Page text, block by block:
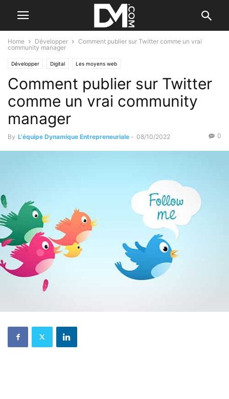
Home Développer
Comment publier sur Twitter comme un vrai
community manager
Développer Digital Les moyens web
Comment publier sur Twitter
comme un vrai community
manager
By L'équipe Dynamique Entrepreneuriale - 08/10/2022 0